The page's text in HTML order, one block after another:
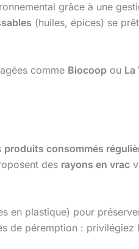
grâce à une
(huiles, épices) se
comme Biocoop ou La
produits consommés
des rayons en vrac
en plastique) pour
de péremption : privilégiez